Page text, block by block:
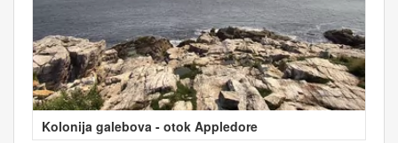
Kolonija galebova - otok Appledore